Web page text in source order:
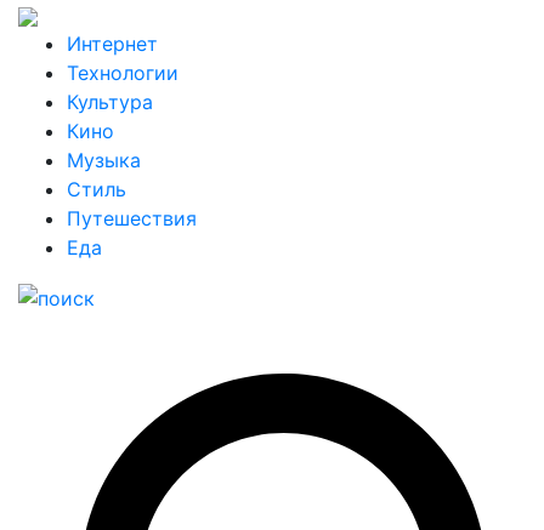
Интернет
Технологии
Культура
Кино
Музыка
Стиль
Путешествия
Еда